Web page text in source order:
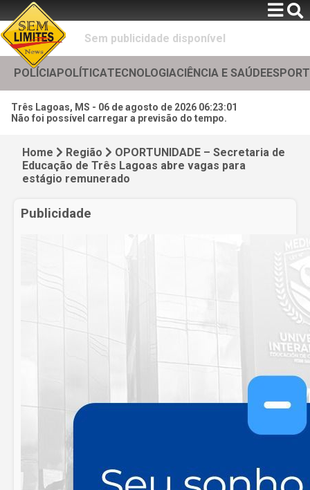
Sem publicidade disponível
POLÍCIAPOLÍTICATECNOLOGIACIÊNCIA E SAÚDE
Três Lagoas, MS - 06 de agosto de 2026 06:23:03
Não foi possível carregar a previsão do tempo.
Home Região
OPORTUNIDADE – Secretaria de
Educação de Três Lagoas abre vagas para
estágio remunerado
Publicidade